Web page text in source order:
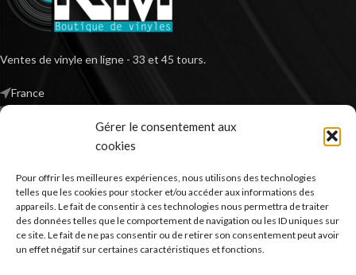
Gérer le consentement aux
cookies
Pour offrir les meilleures expériences, nous utilisons des technologies
telles que les cookies pour stocker et/ou accéder aux informations des
appareils. Le fait de consentir à ces technologies nous permettra de traiter
des données telles que le comportement de navigation ou les ID uniques sur
ce site. Le fait de ne pas consentir ou de retirer son consentement peut avoir
un effet négatif sur certaines caractéristiques et fonctions.
Ventes de vinyle en ligne - 33 et 45 tours.
France
*TVA non applicable – article 293 B du CGI
RECHERCHER DES PRODUITS